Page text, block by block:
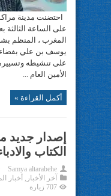
على الساعة الثالثة
المغرب ، المنظم
يوسف بن علي بفضاء
على تنشيطه وتسييره
الأمين العام ...
أكمل القراءة »
إصدار
الكتاب
Samya altarabehe
آخر الأخبار , أخبار
707 زيارة